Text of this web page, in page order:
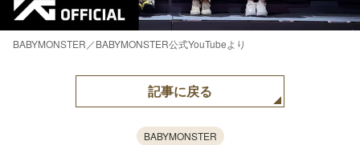
BABYMONSTER／BABYMONSTER公式YouTubeより
記事に戻る
BABYMONSTER